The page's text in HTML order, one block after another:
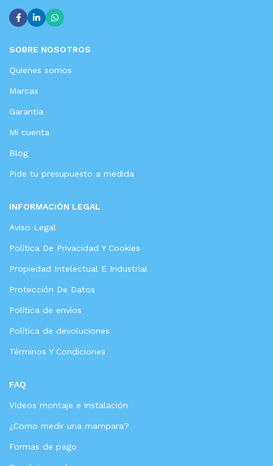
SOBRE NOSOTROS
Quienes somos
Marcas
Garantía
Mi cuenta
Blog
Pide tu presupuesto a medida
INFORMACIÓN LEGAL
Aviso Legal
Política De Privacidad Y Cookies
Propiedad Intelectual E Industrial
Protección De Datos
Política de envíos
Política de devoluciones
Términos Y Condiciones
FAQ
Videos montaje e instalación
¿Como medir una mampara?
Formas de pago